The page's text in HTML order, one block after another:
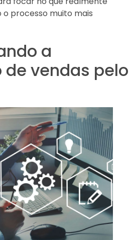
processo muito mais
a
vendas pelo